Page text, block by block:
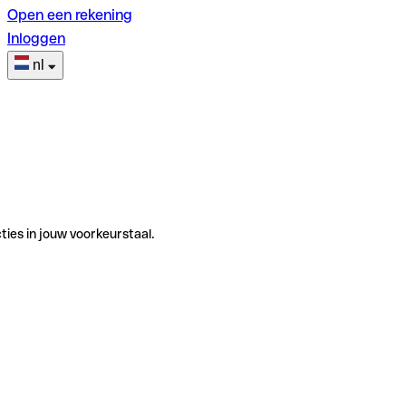
Open een rekening
Inloggen
nl
in jouw voorkeurstaal.